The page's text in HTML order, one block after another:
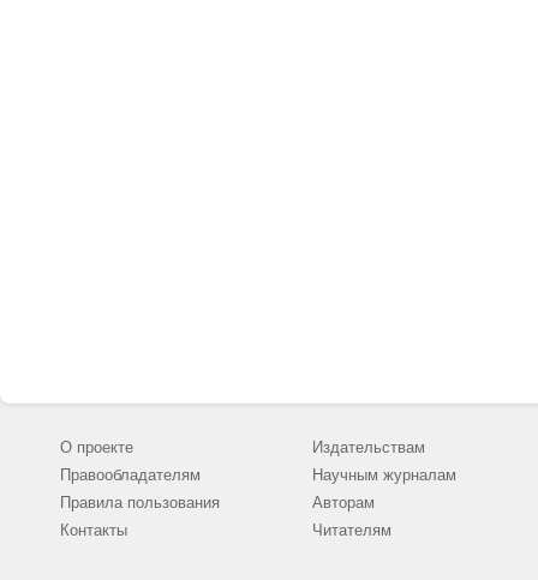
О проекте
Правообладателям
Правила пользования
Контакты
Издательствам
Научным журналам
Авторам
Читателям